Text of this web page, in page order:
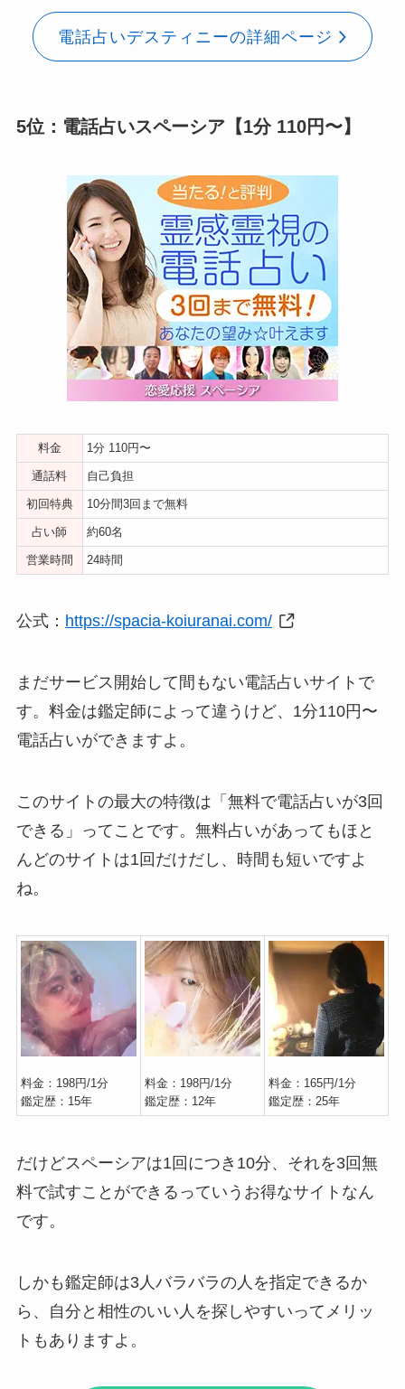
電話占いデスティニーの詳細ページ
5位：電話占いスペーシア【1分 110円〜】
料金 1分 110円〜
通話料 自己負担
初回特典 10分間3回まで無料
占い師 約60名
営業時間 24時間
公式： https://spacia-koiuranai.com/
まだサービス開始して間もない電話占いサイトで
す。料金は鑑定師によって違うけど、1分110円〜
電話占いができますよ。
このサイトの最大の特徴は「無料で電話占いが3回
できる」ってことです。無料占いがあってもほと
んどのサイトは1回だけだし、時間も短いですよ
ね。
料金：198円/1分
鑑定歴：15年
料金：198円/1分
鑑定歴：12年
料金：165円/1分
鑑定歴：25年
だけどスペーシアは1回につき10分、それを3回無
料で試すことができるっていうお得なサイトなん
です。
しかも鑑定師は3人バラバラの人を指定できるか
ら、自分と相性のいい人を探しやすいってメリッ
トもありますよ。